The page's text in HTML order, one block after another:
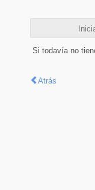
Si todavía no
Atrás